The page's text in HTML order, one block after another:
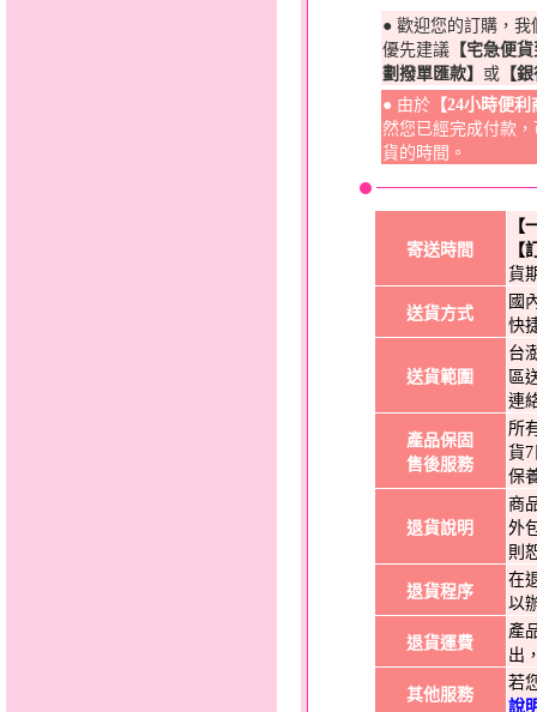
● 歡迎您的訂購，
優先建議 【宅急便
劃撥單匯款】 或 【
● 由於 【24小時便
然您已經完成付款
貨的時間。
寄送時間
【
【
貨
送貨方式
國
快
送貨範圍
台
區
連
產品保固
售後服務
所
貨
保
退貨說明
商
外
則
退貨程序
在
以
退貨運費
產
出
其他服務
若
說